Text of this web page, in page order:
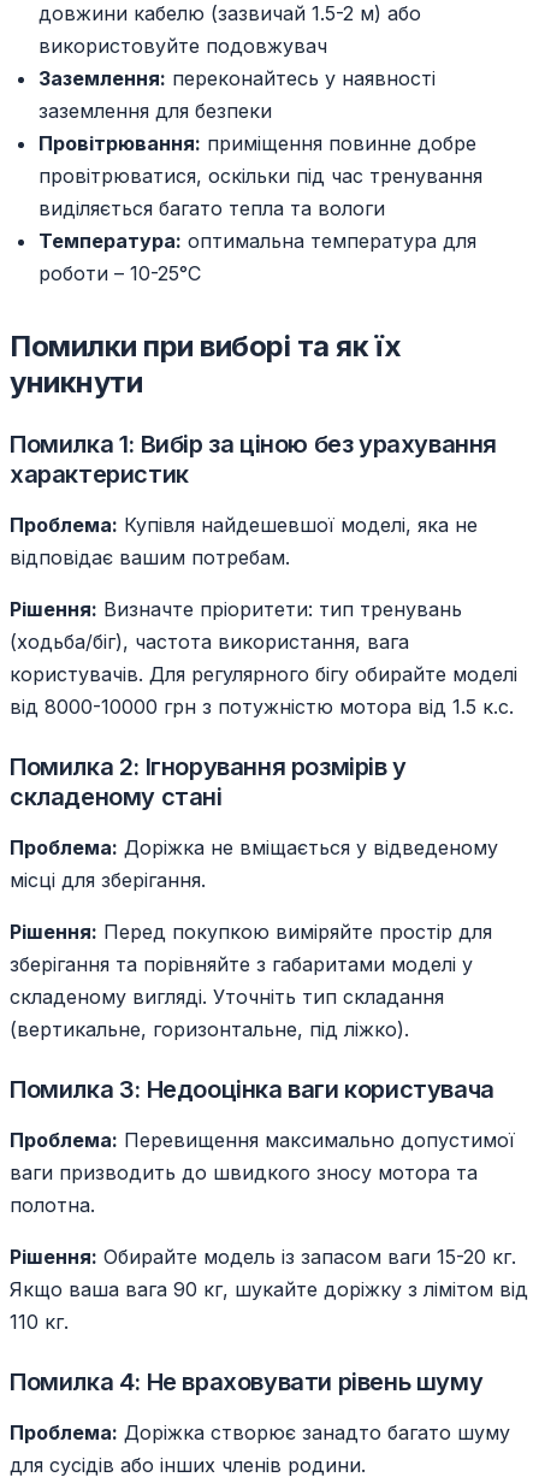
довжини кабелю (зазвичай 1.5-2 м) або
використовуйте подовжувач
Заземлення: переконайтесь у наявності
заземлення для безпеки
Провітрювання: приміщення повинне добре
провітрюватися, оскільки під час тренування
виділяється багато тепла та вологи
Температура: оптимальна температура для
роботи – 10-25°C
Помилки при виборі та як їх
уникнути
Помилка 1: Вибір за ціною без урахування
характеристик
Проблема: Купівля найдешевшої моделі, яка не
відповідає вашим потребам.
Рішення: Визначте пріоритети: тип тренувань
(ходьба/біг), частота використання, вага
користувачів. Для регулярного бігу обирайте моделі
від 8000-10000 грн з потужністю мотора від 1.5 к.с.
Помилка 2: Ігнорування розмірів у
складеному стані
Проблема: Доріжка не вміщається у відведеному
місці для зберігання.
Рішення: Перед покупкою виміряйте простір для
зберігання та порівняйте з габаритами моделі у
складеному вигляді. Уточніть тип складання
(вертикальне, горизонтальне, під ліжко).
Помилка 3: Недооцінка ваги користувача
Проблема: Перевищення максимально допустимої
ваги призводить до швидкого зносу мотора та
полотна.
Рішення: Обирайте модель із запасом ваги 15-20 кг.
Якщо ваша вага 90 кг, шукайте доріжку з лімітом від
110 кг.
Помилка 4: Не враховувати рівень шуму
Проблема: Доріжка створює занадто багато шуму
для сусідів або інших членів родини.